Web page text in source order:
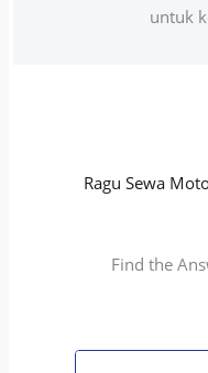
untuk
Ragu Sewa
Find the